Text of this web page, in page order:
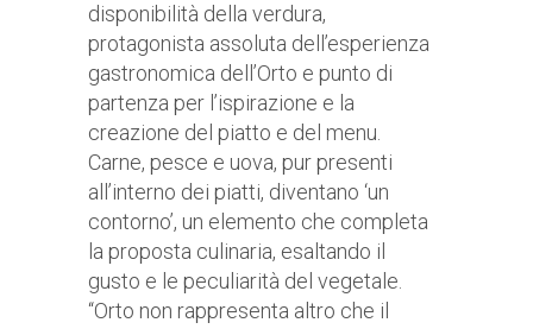
disponibilità della verdura,
protagonista assoluta dell’esperienza
gastronomica dell’Orto e punto di
partenza per l’ispirazione e la
creazione del piatto e del menu.
Carne, pesce e uova, pur presenti
all’interno dei piatti, diventano ‘un
contorno’, un elemento che completa
la proposta culinaria, esaltando il
gusto e le peculiarità del vegetale.
“Orto non rappresenta altro che il